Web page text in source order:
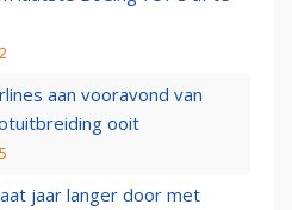
aan vooravond van
ooit
jaar langer door met